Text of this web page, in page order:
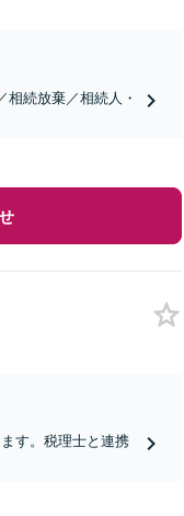
相続放棄／相続人・
す。税理士と連携